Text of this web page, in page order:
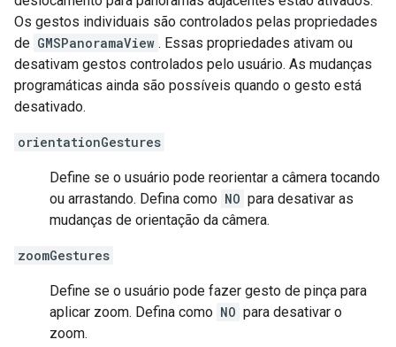
Os gestos individuais são controlados pelas propriedades
de GMSPanoramaView . Essas propriedades ativam ou
desativam gestos controlados pelo usuário. As mudanças
programáticas ainda são possíveis quando o gesto está
desativado.
orientationGestures
Define se o usuário pode reorientar a câmera tocando
ou arrastando. Defina como NO para desativar as
mudanças de orientação da câmera.
zoomGestures
Define se o usuário pode fazer gesto de pinça para
aplicar zoom. Defina como NO para desativar o
zoom.